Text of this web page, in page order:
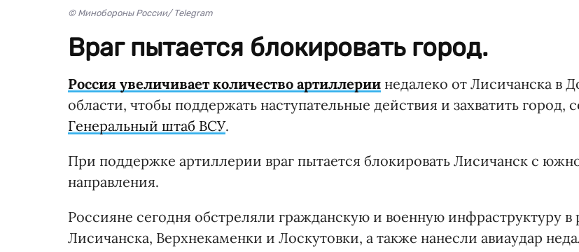
© Минобороны России/ Telegram
Враг пытается блокировать город.
Россия увеличивает количество артиллерии недалеко от Лисичанска в
области, чтобы поддержать наступательные действия и захватить город,
Генеральный штаб ВСУ.
При поддержке артиллерии враг пытается блокировать Лисичанск с
направления.
Россияне сегодня обстреляли гражданскую и военную инфраструктуру в
Лисичанска, Верхнекаменки и Лоскутовки, а также нанесли авиаудар